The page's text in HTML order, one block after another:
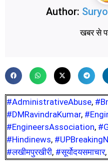
Author:
खबर से
#AdministrativeAbuse,
#DMRavindraKumar,
#EngineersAssociation,
#Hindinews,
#लखीमपुरखीरी, #सूर्योदयसमाचार,